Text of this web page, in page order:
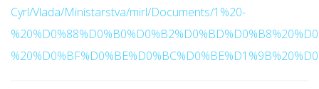
Cyrl/Vlada/Ministarstva/mirl/Documents/1%20-